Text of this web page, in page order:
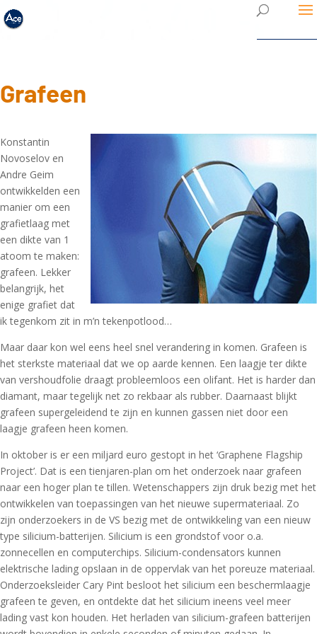
Grafeen
Konstantin
Novoselov en
Andre Geim
ontwikkelden een
manier om een
grafietlaag met
een dikte van 1
atoom te maken:
grafeen. Lekker
belangrijk, het
enige grafiet dat
ik tegenkom zit in m’n tekenpotlood…
Maar daar kon wel eens heel snel verandering in komen. Grafeen is
het sterkste materiaal dat we op aarde kennen. Een laagje ter dikte
van vershoudfolie draagt probleemloos een olifant. Het is harder dan
diamant, maar tegelijk net zo rekbaar als rubber. Daarnaast blijkt
grafeen supergeleidend te zijn en kunnen gassen niet door een
laagje grafeen heen komen.
In oktober is er een miljard euro gestopt in het ‘Graphene Flagship
Project’. Dat is een tienjaren-plan om het onderzoek naar grafeen
naar een hoger plan te tillen. Wetenschappers zijn druk bezig met het
ontwikkelen van toepassingen van het nieuwe supermateriaal. Zo
zijn onderzoekers in de VS bezig met de ontwikkeling van een nieuw
type silicium-batterijen. Silicium is een grondstof voor o.a.
zonnecellen en computerchips. Silicium-condensators kunnen
elektrische lading opslaan in de oppervlak van het poreuze materiaal.
Onderzoeksleider Cary Pint besloot het silicium een beschermlaagje
grafeen te geven, en ontdekte dat het silicium ineens veel meer
lading vast kon houden. Het herladen van silicium-grafeen batterijen